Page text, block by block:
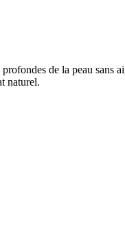
de la peau
naturel.